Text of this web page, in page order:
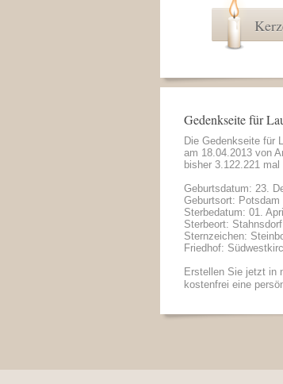
Gedenkseite für
Die Gedenkseite für
am 18.04.2013 von
bisher 3.122.221
Geburtsdatum: 23.
Geburtsort: Potsdam
Sterbedatum: 01.
Sterbeort: Stahnsdorf
Sternzeichen:
Friedhof:
Erstellen Sie jetzt in
kostenfrei eine